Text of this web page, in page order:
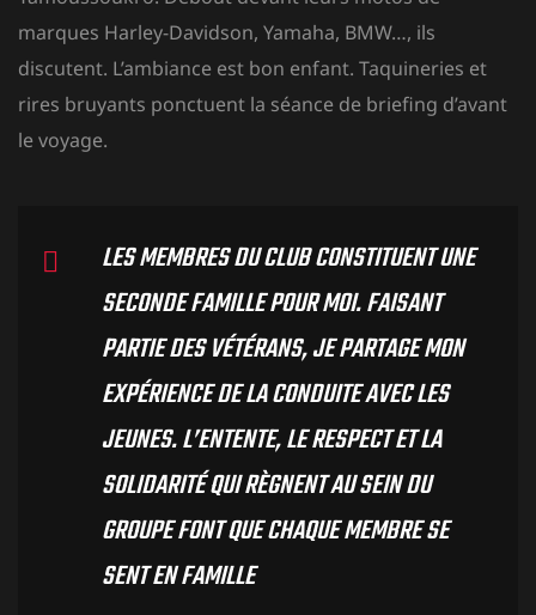
marques Harley-Davidson, Yamaha, BMW…, ils
discutent. L’ambiance est bon enfant. Taquineries et
rires bruyants ponctuent la séance de briefing d’avant
le voyage.
LES MEMBRES DU CLUB CONSTITUENT UNE
SECONDE FAMILLE POUR MOI. FAISANT
PARTIE DES VÉTÉRANS, JE PARTAGE MON
EXPÉRIENCE DE LA CONDUITE AVEC LES
JEUNES. L’ENTENTE, LE RESPECT ET LA
SOLIDARITÉ QUI RÈGNENT AU SEIN DU
GROUPE FONT QUE CHAQUE MEMBRE SE
SENT EN FAMILLE